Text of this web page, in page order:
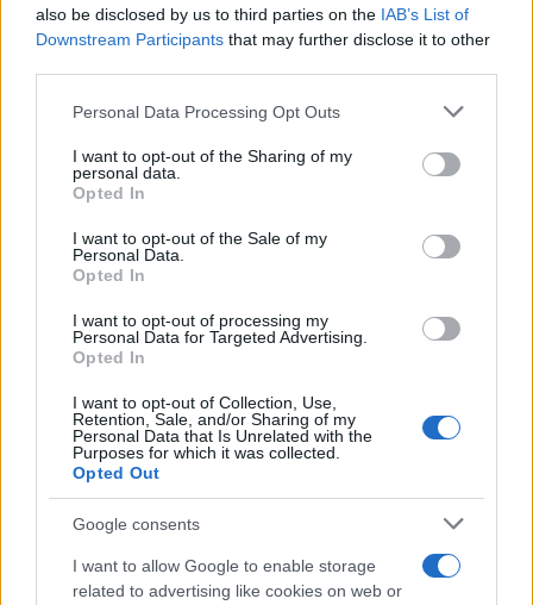
also be disclosed by us to third parties on the IAB’s List of
Downstream Participants that may further disclose it to other
Please note that this website/app uses one or more Google
not limited to your visit or usage behaviour. You may click to
grant or deny consent to Google and its third-party tags to
use your data for below specified purposes in below Google
consent section.
Personal Data Processing Opt Outs
I want to opt-out of the Sharing of my
personal data.
Opted In
I want to opt-out of the Sale of my
Personal Data.
Opted In
I want to opt-out of processing my
Personal Data for Targeted Advertising.
Opted In
I want to opt-out of Collection, Use,
Retention, Sale, and/or Sharing of my
Personal Data that Is Unrelated with the
Purposes for which it was collected.
Opted Out
Google consents
I want to allow Google to enable storage
related to advertising like cookies on web or
rivelare.
AUTORE
AiAdhubMedia